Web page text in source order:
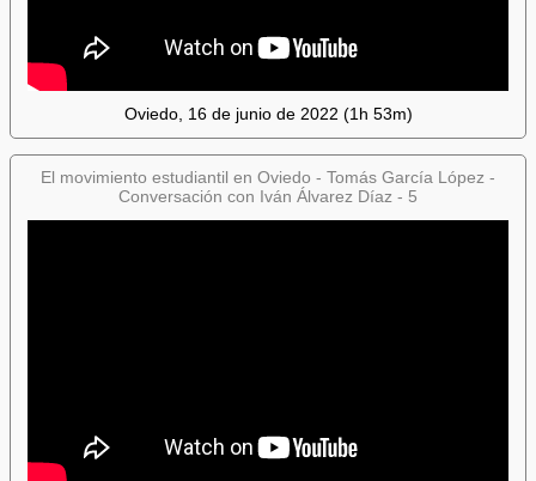
Oviedo, 16 de junio de 2022 (1h 53m)
El movimiento estudiantil en Oviedo - Tomás García López -
Conversación con Iván Álvarez Díaz - 5